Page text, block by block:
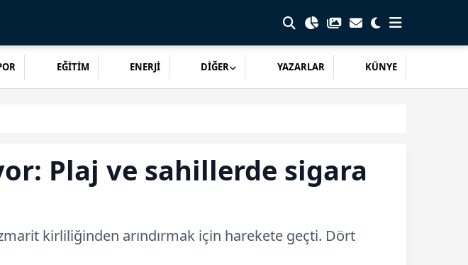
EĞİTİM ENERJİ DİĞER YAZARLAR KÜNYE
Plaj ve sahillerde sigara
kirliliğinden arındırmak için harekete geçti. Dört